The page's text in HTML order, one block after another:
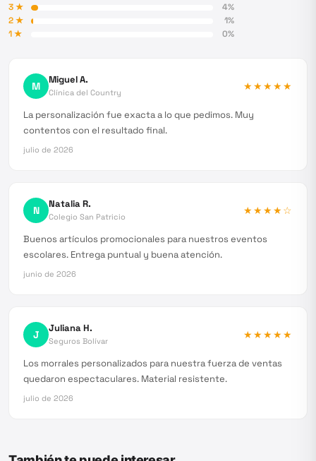
3★ 4%
2★ 1%
1★ 0%
M Miguel A.
Clínica del Country
★★★★★
La personalización fue exacta a lo que pedimos. Muy
contentos con el resultado final.
julio de 2026
N Natalia R.
Colegio San Patricio
★★★★☆
Buenos artículos promocionales para nuestros eventos
escolares. Entrega puntual y buena atención.
junio de 2026
J Juliana H.
Seguros Bolívar
★★★★★
Los morrales personalizados para nuestra fuerza de ventas
quedaron espectaculares. Material resistente.
julio de 2026